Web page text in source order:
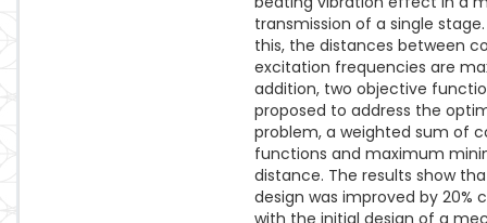
transmission of a single
this, the distances between
excitation frequencies are
addition, two objective
proposed to address the
problem, a weighted sum of
functions and maximum
distance. The results show
design was improved by 20%
with the initial design of a